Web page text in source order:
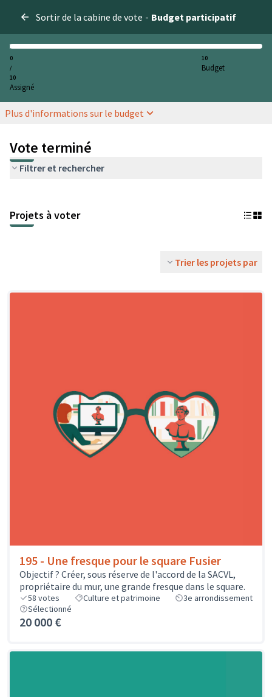
Sortir de la cabine de vote - Budget participatif
0
/
10
Assigné
10
Budget
Plus d'informations sur le budget
Vote terminé
Filtrer et rechercher
Projets à voter
Trier les projets par
195 - Une fresque pour le square Fusier
Objectif ? Créer, sous réserve de l'accord de la SACVL,
propriétaire du mur, une grande fresque dans le square.
58 votes Culture et patrimoine
3e arrondissement
Sélectionné
20 000 €